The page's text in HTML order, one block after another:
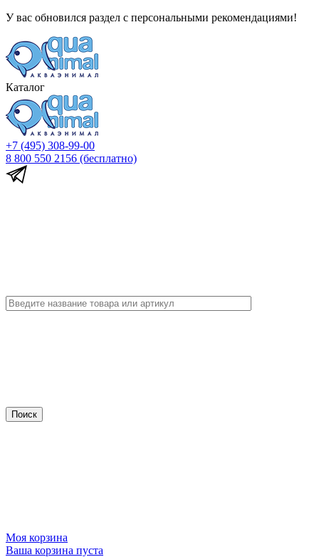
У вас обновился раздел с персональными рекомендациями!
Каталог
+7 (495) 308-99-00
8 800 550 2156 (бесплатно)
Моя корзина
Ваша корзина пуста